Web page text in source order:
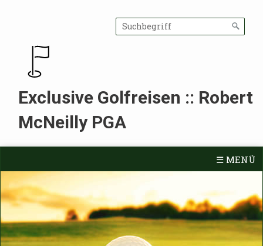
Exclusive Golfreisen :: Robert
McNeilly PGA
☰ MENÜ